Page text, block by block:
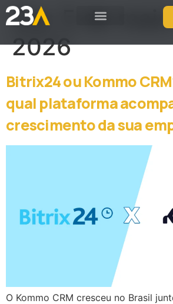
Dia:
5 de
2026
Bitrix24 ou Kommo
qual plataforma
crescimento da sua
O Kommo CRM cresceu no Brasil